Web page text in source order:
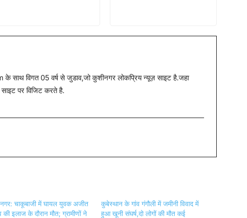
के साथ विगत 05 वर्ष से जुडाव,जो कुशीनगर लोकप्रिय न्यूज़ साइट है.जहा
साइट पर विजिट करते है.
चाकूबाजी में घायल युवक अजीत
की इलाज के दौरान मौत; ग्रामीणों ने
कुबेस्थान के गांव गंगौली में जमीनी विवाद में
हुआ खूनी संघर्ष,दो लोगों की मौत कई